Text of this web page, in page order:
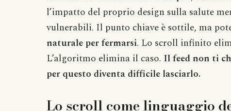
l’impatto del proprio design sulla salute
vulnerabili. Il punto chiave è sottile, ma
naturale per fermarsi. Lo scroll infinito
L’algoritmo elimina il caso. Il feed non ti
per questo diventa difficile lasciarlo.
Lo scroll come linguaggio